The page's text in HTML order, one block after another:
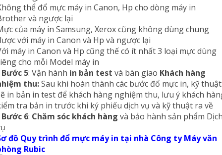
thể đổ mực máy in Canon, Hp cho dòng máy in
và ngược lại
của máy in Samsung, Xerox cũng không dùng chung
với máy in Canon và Hp và ngược lại
máy in Canon và Hp cũng thế có ít nhất 3 loại mực dùng
cho mỗi Model máy in
Bước 5: Vận hành in bản test và bàn giao Khách hàng
thu:Sau khi hoàn thành các bước đổ mực in, kỹ thuật
in bản in test để khách hàng nghiệm thu, lưu ý khách
tra bản in trước khi ký phiếu dịch vụ và kỹ thuật ra về
Bước 6: Chăm sóc khách hàng và bảo hành sản phẩm
đồ Quy trình đổ mực máy in tại nhà Công ty Máy văn
Rubic